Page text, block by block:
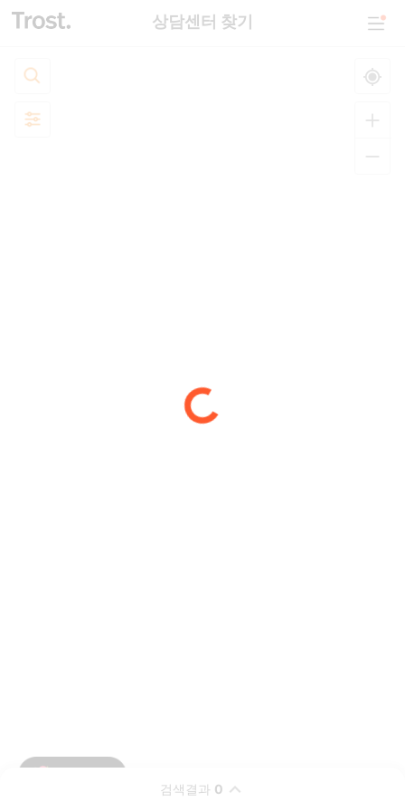
상담센터 찾기
검색결과 0